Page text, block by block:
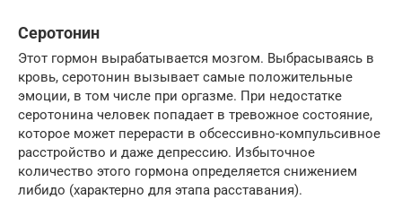
Серотонин
Этот гормон вырабатывается мозгом. Выбрасываясь в
кровь, серотонин вызывает самые положительные
эмоции, в том числе при оргазме. При недостатке
серотонина человек попадает в тревожное состояние,
которое может перерасти в обсессивно-компульсивное
расстройство и даже депрессию. Избыточное
количество этого гормона определяется снижением
либидо (характерно для этапа расставания).